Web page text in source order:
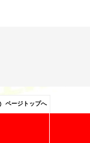
ページトップへ